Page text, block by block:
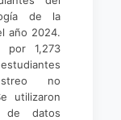
de la
año 2024.
por 1,273
no
utilizaron
de datos